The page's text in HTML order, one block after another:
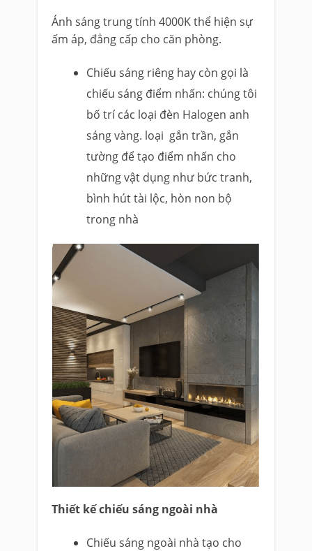
Ánh sáng trung tính 4000K thể hiện sự
ấm áp, đẳng cấp cho căn phòng.
Chiếu sáng riêng hay còn gọi là
chiếu sáng điểm nhấn: chúng tôi
bố trí các loại đèn Halogen anh
sáng vàng. loại gắn trần, gắn
tường để tạo điểm nhấn cho
những vật dụng như bức tranh,
bình hút tài lộc, hòn non bộ
trong nhà
Thiết kế chiếu sáng ngoài nhà
Chiếu sáng ngoài nhà tạo cho